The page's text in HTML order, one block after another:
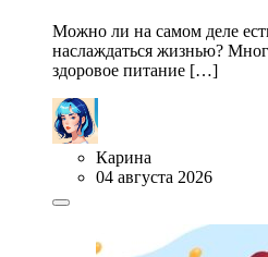
Можно ли на самом деле
наслаждаться жизнью?
здоровое питание […]
Карина
04 августа 2026